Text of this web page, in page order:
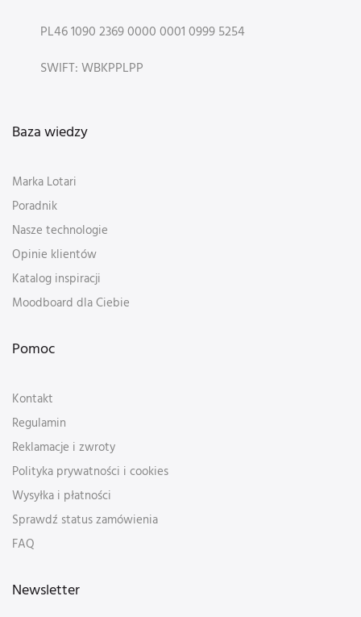
PL46 1090 2369 0000 0001 0999 5254
SWIFT: WBKPPLPP
Baza wiedzy
Marka Lotari
Poradnik
Nasze technologie
Opinie klientów
Katalog inspiracji
Moodboard dla Ciebie
Pomoc
Kontakt
Regulamin
Reklamacje i zwroty
Polityka prywatności i cookies
Wysyłka i płatności
Sprawdź status zamówienia
FAQ
Newsletter